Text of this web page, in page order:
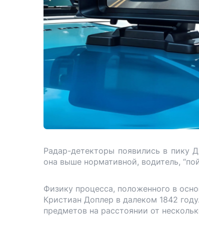
Радар-детекторы появились в пику
она выше нормативной, водитель,
Физику процесса, положенного в
Кристиан Доплер в далеком 1842
предметов на расстоянии от